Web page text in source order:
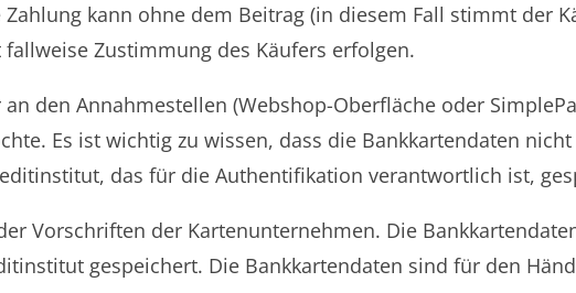
kann ohne dem Beitrag (in diesem Fall stimmt der
Zustimmung des Käufers erfolgen.
den Annahmestellen (Webshop-Oberfläche oder
Es ist wichtig zu wissen, dass die Bankkartendaten nicht
das für die Authentifikation verantwortlich ist,
Vorschriften der Kartenunternehmen. Die
gespeichert. Die Bankkartendaten sind für den